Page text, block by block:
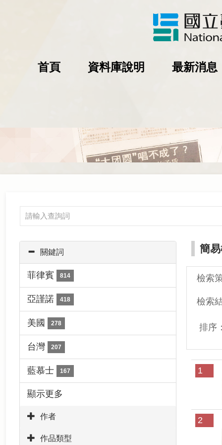
首頁 資料庫說明 最新消息
簡
檢索
檢索
排序：
1
2
關鍵詞
菲律賓 814
亞謹諾 418
美國 278
台灣 207
藍慕士 167
顯示更多
作者
作品類型